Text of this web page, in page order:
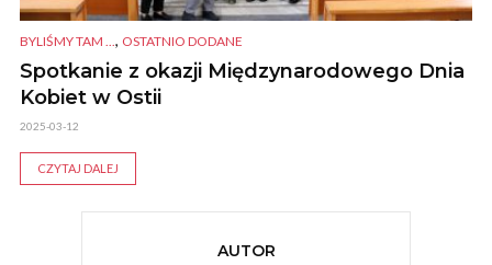
BYLIŚMY TAM ..., OSTATNIO DODANE
Spotkanie z okazji Międzynarodowego Dnia
Kobiet w Ostii
2025-03-12
CZYTAJ DALEJ
AUTOR